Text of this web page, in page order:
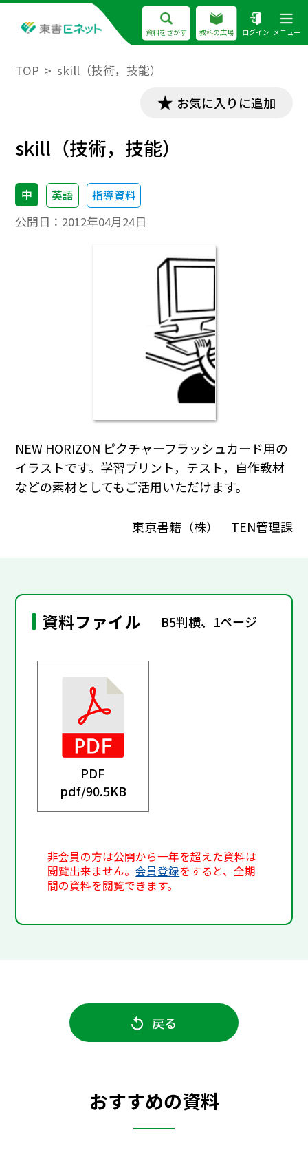
資料をさがす 教科の広場 ログイン メニュー
TOP skill（技術，技能）
お気に入りに追加
skill（技術，技能）
中 英語 指導資料
公開日： 2012年04月24日
NEW HORIZON ピクチャーフラッシュカード用の
イラストです。学習プリント，テスト，自作教材
などの素材としてもご活用いただけます。
東京書籍（株） TEN管理課
資料ファイル B5判横、1ページ
PDF
pdf/90.5KB
非会員の方は公開から一年を超えた資料は
閲覧出来ません。会員登録をすると、全期
間の資料を閲覧できます。
戻る
おすすめの資料